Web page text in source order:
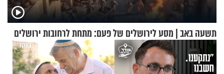
תשעה באב | מסע לירושלים של פעם: מתחת לרחובות ירושלים